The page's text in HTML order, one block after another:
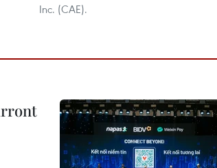
Inc. (CAE).